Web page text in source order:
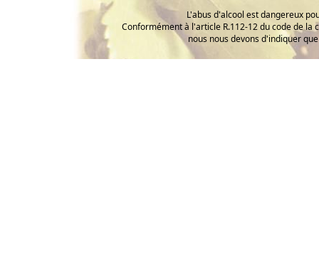
L'abus d'alcool est dangereux
Conformément à l'article R.112-12 du code de la
nous nous devons d'indiquer